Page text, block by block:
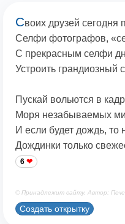
Своих друзей сегодня
Селфи фотографов,
С прекрасным селфи
Устроить грандиозный
Пускай вольются в
Моря незабываемых
И если будет дождь, то
Дождинки только
6
© Принадлежит сайту. Автор:
Создать открытку